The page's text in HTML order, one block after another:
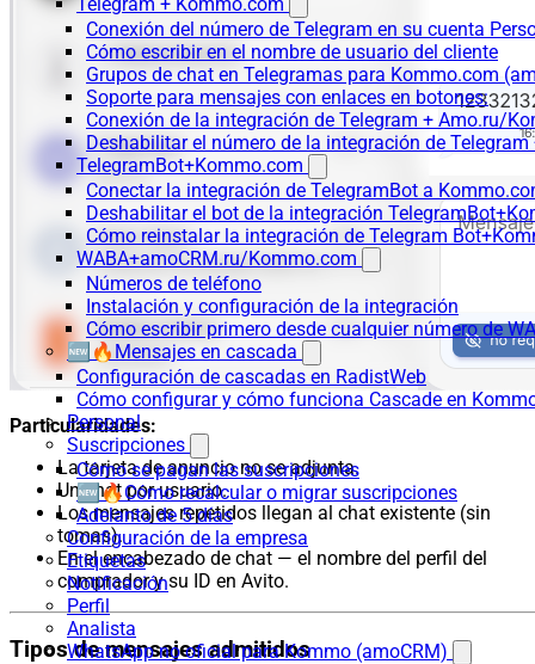
Conexión del número de Telegram en su cuenta
Cómo escribir en el nombre de usuario del cliente
Grupos de chat en Telegramas para Kommo.com
Soporte para mensajes con enlaces en botones:
Conexión de la integración de Telegram + Amo.ru/
Deshabilitar el número de la integración de
TelegramBot+Kommo.com
Conectar la integración de TelegramBot a
Deshabilitar el bot de la integración
Cómo reinstalar la integración de Telegram
WABA+amoCRM.ru/Kommo.com
Números de teléfono
Instalación y configuración de la integración
Cómo escribir primero desde cualquier número de
🆕🔥Mensajes en cascada
Configuración de cascadas en RadistWeb
Cómo configurar y cómo funciona Cascade en
Personal
Suscripciones
Cómo se pagan las suscripciones
🆕🔥Cómo recalcular o migrar suscripciones
Adelanto de 5 días
Configuración de la empresa
Etiquetas
Notificación
Perfil
Analista
WhatsApp no oficial para Kommo (amoCRM)
Particularidades:
La tarjeta de anuncio no se adjunta.
Un chat por usuario.
Los mensajes repetidos llegan al chat existente (sin
tomas).
En el encabezado de chat — el nombre del perfil del
comprador y su ID en Avito.
Tipos de mensajes admitidos